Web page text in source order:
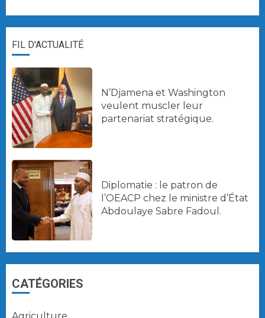
FIL D'ACTUALITÉ
N’Djamena et Washington
veulent muscler leur
partenariat stratégique.
Diplomatie : le patron de
l’OEACP chez le ministre d’État
Abdoulaye Sabre Fadoul.
CATÉGORIES
Agriculture